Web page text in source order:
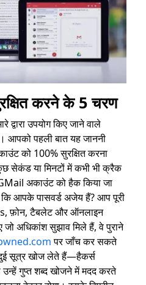
करने के 5 चरण
उपयोग किए जाने वाले
आपको पहली बात यह जाननी
को 100% सुरक्षित करना
सेकंड या मिनटों में कभी भी क्रैक
अकाउंट को हैक किया जा
आपके पासवर्ड अजेय हैं? आप पूरी
फ़ोन, टैबलेट और ऑनलाइन
अधिकांश सुझाव मिले हैं, वे पुराने
पर जाँच कर सकते
सूत्र खोज लेते हैं—हैकर्स
उन्हें गुप्त शब्द खोजने में मदद करते